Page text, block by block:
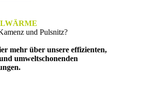
und Pulsnitz?
mehr über unsere effizienten,
umweltschonenden